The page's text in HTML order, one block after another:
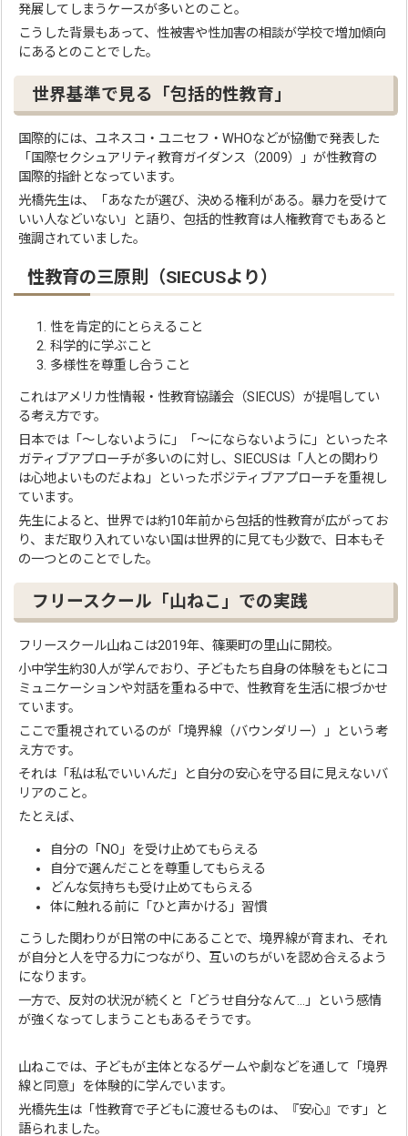
発展してしまうケースが多いとのこと。
こうした背景もあって、性被害や性加害の相談が学校で増加傾向
にあるとのことでした。
世界基準で見る「包括的性教育」
国際的には、ユネスコ・ユニセフ・WHOなどが協働で発表した
「国際セクシュアリティ教育ガイダンス（2009）」が性教育の
国際的指針となっています。
光橋先生は、「あなたが選び、決める権利がある。暴力を受けて
いい人などいない」と語り、包括的性教育は人権教育でもあると
強調されていました。
性教育の三原則（SIECUSより）
性を肯定的にとらえること
科学的に学ぶこと
多様性を尊重し合うこと
これはアメリカ性情報・性教育協議会（SIECUS）が提唱してい
る考え方です。
日本では「〜しないように」「〜にならないように」といったネ
ガティブアプローチが多いのに対し、SIECUSは「人との関わり
は心地よいものだよね」といったポジティブアプローチを重視し
ています。
先生によると、世界では約10年前から包括的性教育が広がってお
り、まだ取り入れていない国は世界的に見ても少数で、日本もそ
の一つとのことでした。
フリースクール「山ねこ」での実践
フリースクール山ねこは2019年、篠栗町の里山に開校。
小中学生約30人が学んでおり、子どもたち自身の体験をもとにコ
ミュニケーションや対話を重ねる中で、性教育を生活に根づかせ
ています。
ここで重視されているのが「境界線（バウンダリー）」という考
え方です。
それは「私は私でいいんだ」と自分の安心を守る目に見えないバ
リアのこと。
たとえば、
自分の「NO」を受け止めてもらえる
自分で選んだことを尊重してもらえる
どんな気持ちも受け止めてもらえる
体に触れる前に「ひと声かける」習慣
こうした関わりが日常の中にあることで、境界線が育まれ、それ
が自分と人を守る力につながり、互いのちがいを認め合えるよう
になります。
一方で、反対の状況が続くと「どうせ自分なんて…」という感情
が強くなってしまうこともあるそうです。
山ねこでは、子どもが主体となるゲームや劇などを通して「境界
線と同意」を体験的に学んでいます。
光橋先生は「性教育で子どもに渡せるものは、『安心』です」と
語られました。